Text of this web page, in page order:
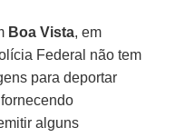
Boa Vista, em
Federal não tem
para deportar
alguns